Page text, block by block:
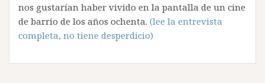
nos gustarían haber vivido en la pantalla de un cine
de barrio de los años ochenta. (lee la entrevista
completa, no tiene desperdicio)